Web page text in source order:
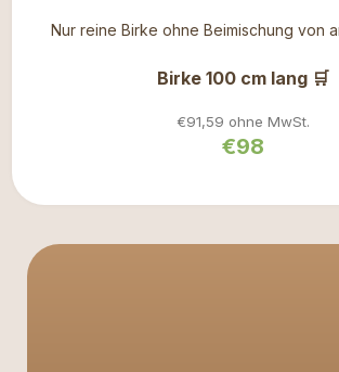
Nur reine Birke ohne Beimischung von
Birke 100 cm lang 🛒
€91,59 ohne MwSt.
€98